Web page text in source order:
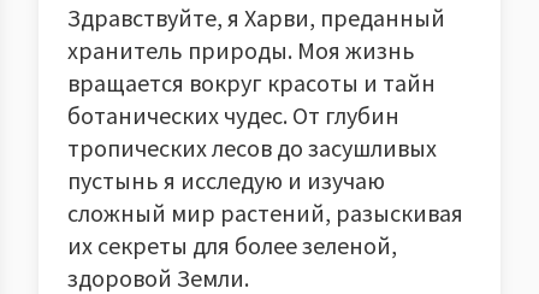
Здравствуйте, я Харви, преданный
хранитель природы. Моя жизнь
вращается вокруг красоты и тайн
ботанических чудес. От глубин
тропических лесов до засушливых
пустынь я исследую и изучаю
сложный мир растений, разыскивая
их секреты для более зеленой,
здоровой Земли.